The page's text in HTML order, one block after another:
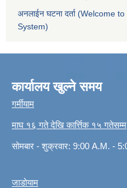
अनलाईन घटना दर्ता (Welcome
System)
कार्यालय खुल्ने समय
गर्मीयाम
माघ १६ गते देखि कार्त्तिक १५ गतेसम्म
सोमबार - शुक्रवार: 9:00 A.M. -
जाडोयाम